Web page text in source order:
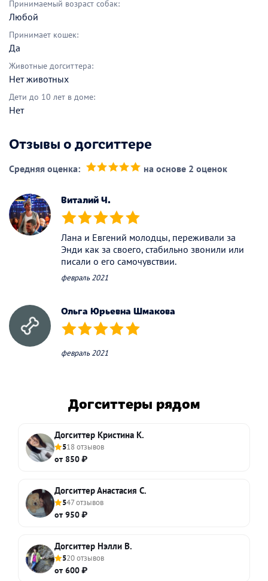
Принимаемый возраст собак:
Любой
Принимает кошек:
Да
Животные догситтера:
Нет животных
Дети до 10 лет в доме:
Нет
Отзывы о догситтере
Средняя оценка: на основе 2 оценок
Виталий Ч.
(*) (*) (*) (*) (*)
Лана и Евгений молодцы, переживали за
Энди как за своего, стабильно звонили или
писали о его самочувствии.
февраль 2021
Ольга Юрьевна Шмакова
(*) (*) (*) (*) (*)
февраль 2021
Догситтеры рядом
Догситтер Кристина К.
518 отзывов
от 850 ₽
Догситтер Анастасия С.
547 отзывов
от 950 ₽
Догситтер Нэлли В.
520 отзывов
от 600 ₽